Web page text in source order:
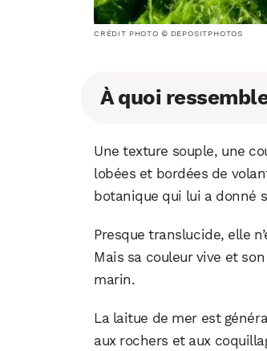
CRÉDIT PHOTO © DEPOSITPHOTOS
À quoi
Une texture souple, une
lobées et bordées de
botanique qui lui a donné
Presque translucide, elle
Mais sa couleur vive et
marin.
La laitue de mer est
aux rochers et aux